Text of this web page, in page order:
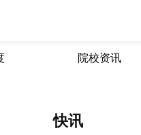
院校资讯
快讯